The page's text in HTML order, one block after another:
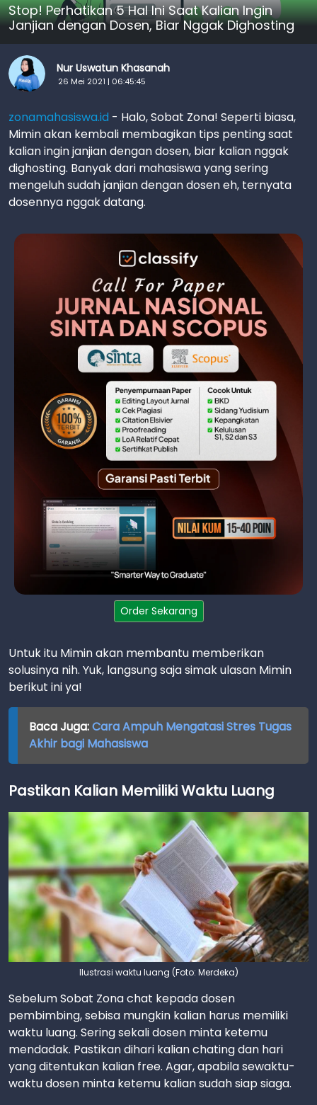
Stop! Perhatikan 5 Hal Ini Saat Kalian Ingin
Janjian dengan Dosen, Biar Nggak Dighosting
Nur Uswatun Khasanah
26 Mei 2021 | 06:45:45
zonamahasiswa.id - Halo, Sobat Zona! Seperti biasa,
Mimin akan kembali membagikan tips penting saat
kalian ingin janjian dengan dosen, biar kalian nggak
dighosting. Banyak dari mahasiswa yang sering
mengeluh sudah janjian dengan dosen eh, ternyata
dosennya nggak datang.
Order Sekarang
Untuk itu Mimin akan membantu memberikan
solusinya nih. Yuk, langsung saja simak ulasan Mimin
berikut ini ya!
Baca Juga:Cara Ampuh Mengatasi Stres Tugas
Akhir bagi Mahasiswa
Pastikan Kalian Memiliki Waktu Luang
Ilustrasi waktu luang (Foto: Merdeka)
Sebelum Sobat Zona chat kepada dosen
pembimbing, sebisa mungkin kalian harus memiliki
waktu luang. Sering sekali dosen minta ketemu
mendadak. Pastikan dihari kalian chating dan hari
yang ditentukan kalian free. Agar, apabila sewaktu-
waktu dosen minta ketemu kalian sudah siap siaga.